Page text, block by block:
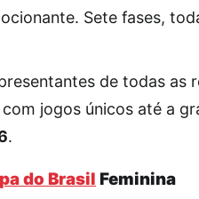
Sete fases,
de todas as
jogos únicos até a
.
do Brasil Feminina